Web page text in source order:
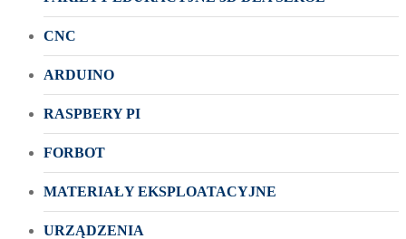
CNC
ARDUINO
RASPBERY PI
FORBOT
MATERIAŁY EKSPLOATACYJNE
URZĄDZENIA